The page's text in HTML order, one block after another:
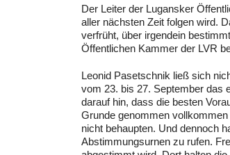
Der Leiter der Lugansker
aller nächsten Zeit folgen wird.
verfrüht, über irgendein
Öffentlichen Kammer der LVR
Leonid Pasetschnik ließ sich
vom 23. bis 27. September das
darauf hin, dass die besten
Grunde genommen
nicht behaupten. Und dennoch
Abstimmungsurnen zu rufen.